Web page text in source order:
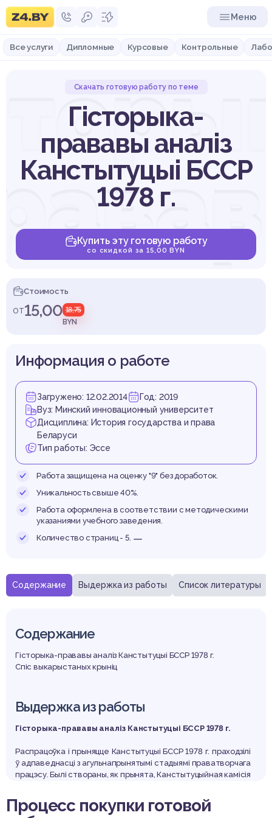
Меню
Все услуги Дипломные Курсовые Контрольные
Скачать готовую работу по теме
Гісторыка-
прававы аналіз
Канстытуцыі БССР
1978 г.
Купить эту готовую работу
со скидкой за 15,00 BYN
Стоимость
от15,00 18,75
BYN
Содержание Выдержка из работы Список литературы
Содержание
Гісторыка-прававы аналіз Канстытуцыі БССР 1978 г.
Спіс выкарыстаных крыніц
Выдержка из работы
Гісторыка-прававы аналіз Канстытуцыі БССР 1978 г.
Распрацоўка і прыняцце Канстытуцыі БССР 1978 г. праходзілі
ў адпаведнасці з агульнапрынятымі стадыямі праватворчага
працэсу. Былі створаны, як прынята, Канстытуцыйная камісія
для падрыхтоўкі праекта новай Канстытуцыі ў 1977 г. і рэдак
цыйная камісія-па падрыхтоўцы канчатковага тэксту праект
Информация о работе
Загружено: 12.02.2014
Год: 2019
Вуз: Минский инновационный университет
Дисциплина: История государства и права
Беларуси
Тип работы: Эссе
Работа защищена на оценку "9" без доработок.
Уникальность свыше 40%.
Работа оформлена в соответствии с методическими
указаниями учебного заведения.
Количество страниц - 5.
Процесс покупки готовой